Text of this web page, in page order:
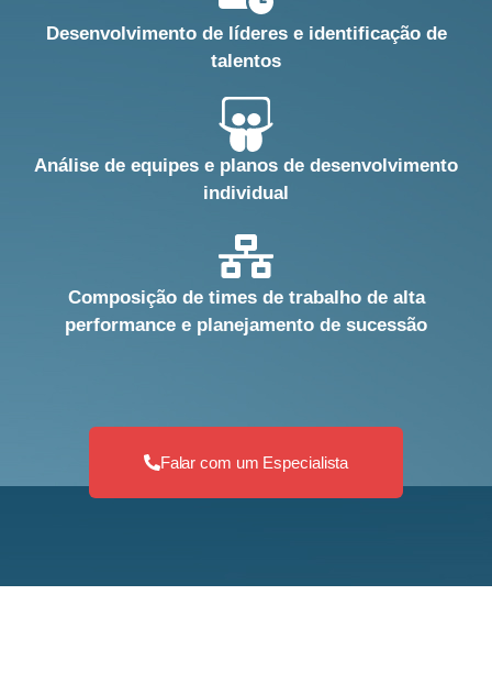
Desenvolvimento de líderes e identificação de
talentos
Análise de equipes e planos de desenvolvimento
individual
Composição de times de trabalho de alta
performance e planejamento de sucessão
Falar com um Especialista